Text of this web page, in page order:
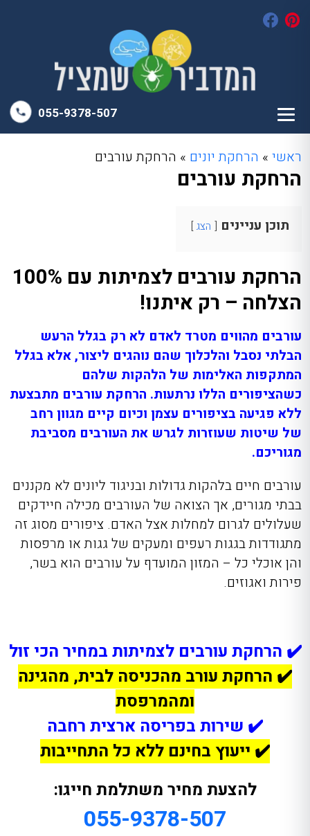
055-9378-507
ראשי » הרחקת יונים » הרחקת עורבים
הרחקת עורבים
תוכן עניינים הצג
הרחקת עורבים לצמיתות עם 100%
הצלחה – רק איתנו!
עורבים מהווים מטרד לאדם לא רק בגלל הרעש
הבלתי נסבל והלכלוך שהם נוהגים ליצור, אלא בגלל
המתקפות האלימות של הלהקות שלהם
כשהציפורים הללו נרתעות. הרחקת עורבים מתבצעת
ללא פגיעה בציפורים עצמן וכיום קיים מגוון רחב
של שיטות שעוזרות לגרש את העורבים מסביבת
מגוריכם.
עורבים חיים בלהקות גדולות ובניגוד ליונים לא מקננים
בבתי מגורים, אך הצואה של העורבים מכילה חיידקים
שעלולים לגרום למחלות אצל האדם. ציפורים מסוג זה
מתגודדות בגגות רעפים ומעקים של גגות או מרפסות
והן אוכלי כל – המזון המועדף על עורבים הוא בשר,
פירות ואגוזים.
✔️ הרחקת עורבים לצמיתות במחיר הכי זול
✔️ הרחקת עורב מהכניסה לבית, מהגינה
ומהמרפסת
✔️ שירות בפריסה ארצית רחבה
✔️ ייעוץ בחינם ללא כל התחייבות
להצעת מחיר משתלמת חייגו:
055-9378-507